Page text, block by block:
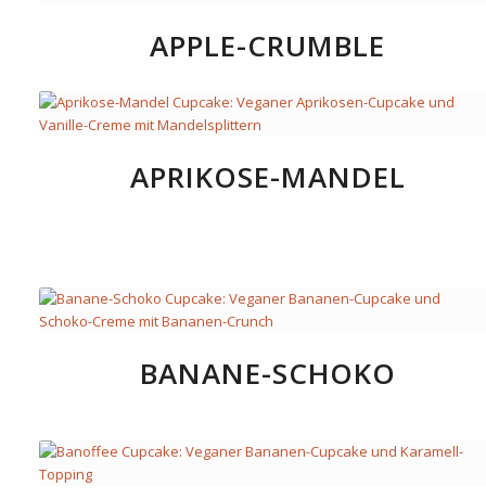
APPLE-CRUMBLE
APRIKOSE-MANDEL
BANANE-SCHOKO